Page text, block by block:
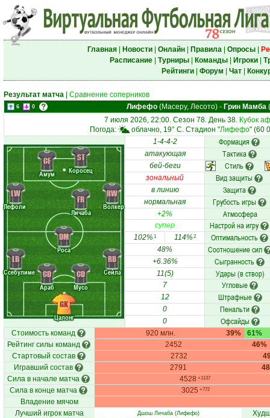
Главная| Новости| Онлайн| Правила| Опросы|
Расписание| Турниры| Команды| Игроки|
Рейтинги| Форум Чат|
Результат матча Сравнение соперников
6 0 Лифефо(Масеру, Лесото)- Грин Мамба
7 июля 2026, 22:00. Сезон 78. День 38. Кубок
Погода:
облачно, 19° C. Стадион "Лифефо" (60
Цалонг
Ссебулиме
Араб
Мусо
Сейла
Лефоли
Роса
Личаба
Волкер
Амум Коросец
GK
LB
CD
CD
RB
LW
DM
FR
RW
CF ST
1-4-4-2 Формация
атакующая Тактика
бей-беги Стиль
зональный Вид защиты
в линию Защита
нормальная Грубость игры
+2% Атмосфера
супер Настрой на игру
102%1 114%2 Оптимальность
48% Соотношение сил
+6.36% Сыгранность
11(5) Удары (в створ)
7 Угловые
12 Штрафные
0 Пенальти
0 Офсайды
Стоимость команд 920 млн. 39%
61%
Рейтинг силы команд
2452
46%
Стартовый состав
2732
Игравший состав
2791
Сила в начале матча
4528 +1137
Сила в конце матча 3025 +772
Владение мячом
Лучший игрок матча
Дшош Личаба(Лифефо)